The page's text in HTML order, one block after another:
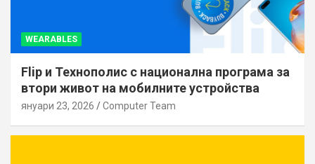
WEARABLES
Flip и Технополис с национална програма за
втори живот на мобилните устройства
януари 23, 2026 Computer Team